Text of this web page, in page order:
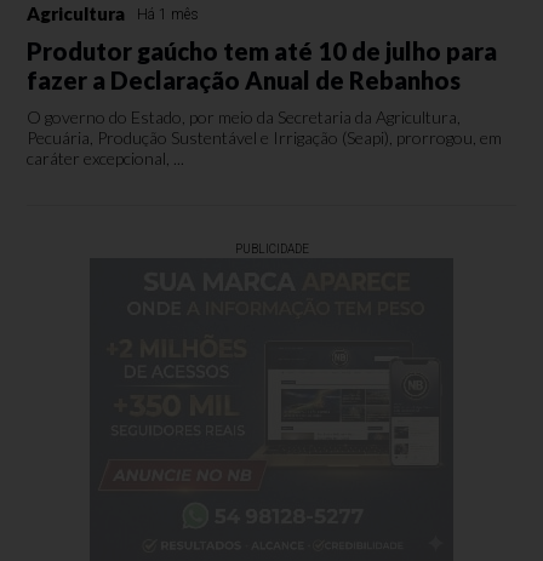
Agricultura Há 1 mês
Produtor gaúcho tem até 10 de julho para
fazer a Declaração Anual de Rebanhos
O governo do Estado, por meio da Secretaria da Agricultura,
Pecuária, Produção Sustentável e Irrigação (Seapi), prorrogou, em
caráter excepcional, ...
PUBLICIDADE